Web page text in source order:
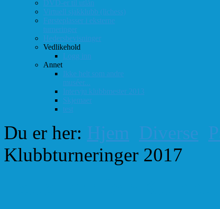
DVD-er til utlån
Virtuell sjakklubb (lichess)
Førsteplasser i eksterne
turneringer
Hedersbevisninger
Vedlikehold
Logg inn
Annet
Ikke helt som andre
muséer...
Intervju klubbmester 2013
Skjemaer
test
Du er her: Hjem Diverse
Klubbturneringer 2017